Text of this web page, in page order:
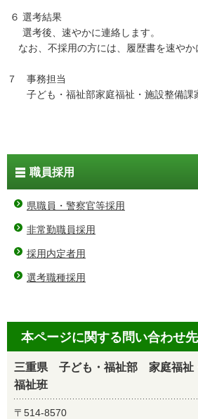
６ 選考結果
選考後、速やかに連絡します。
なお、不採用の方には、履歴書を速やか
７ 事務担当
子ども・福祉部家庭福祉・施設整備課
職員採用
県職員・警察官等採用
非常勤職員採用
採用内定者用
選考職種採用
本ページに関する問い合わせ先
三重県 子ども・福祉部 家庭福祉
福祉班
〒514-8570